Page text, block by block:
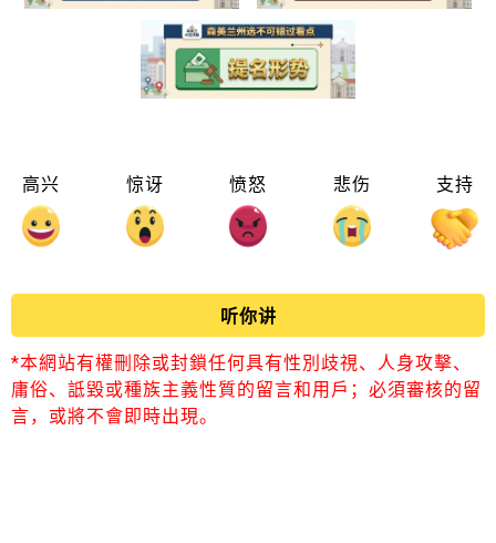
高兴 惊讶 愤怒 悲伤 支持
听你讲
*本網站有權刪除或封鎖任何具有性別歧視、人身攻擊、
庸俗、詆毀或種族主義性質的留言和用戶；必須審核的留
言，或將不會即時出現。